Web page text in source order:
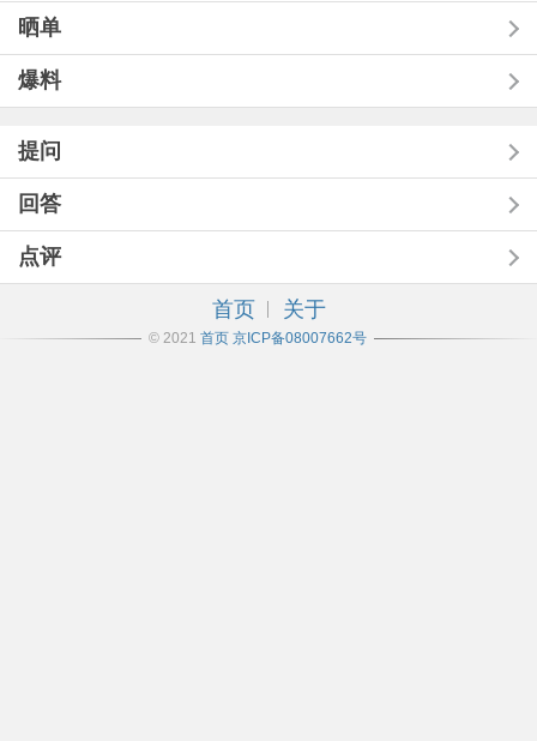
晒单
爆料
提问
回答
点评
首页 关于
© 2021 首页 京ICP备08007662号